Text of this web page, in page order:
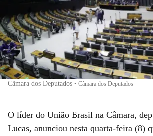
Câmara dos Deputados • Câmara dos Deputados
O líder do União Brasil na Câmara,
Lucas, anunciou nesta quarta-feira (8)